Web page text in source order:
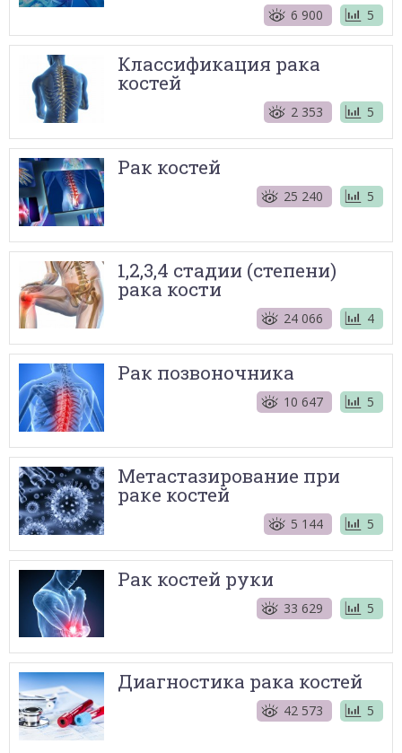
6 900 5
Классификация рака
костей
2 353 5
Рак костей
25 240 5
1,2,3,4 стадии (степени)
рака кости
24 066 4
Рак позвоночника
10 647 5
Метастазирование при
раке костей
5 144 5
Рак костей руки
33 629 5
Диагностика рака костей
42 573 5